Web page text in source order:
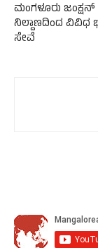
ಮಂಗಳೂರು ಜಂಕ್ಷನ್
ನಿಲ್ದಾಣದಿಂದ ವಿವಿಧ
ಸೇವೆ